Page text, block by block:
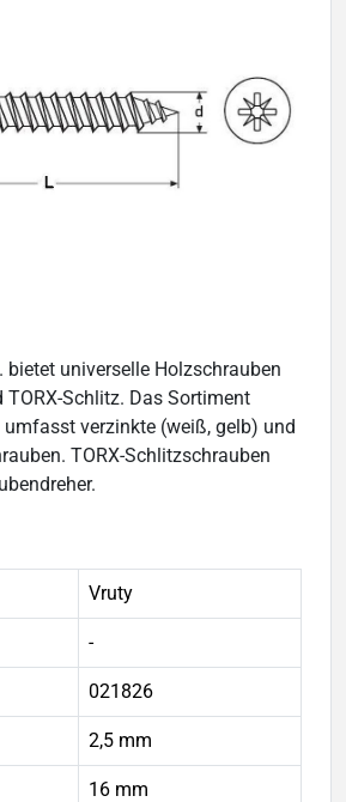
bietet universelle Holzschrauben
Schlitz. Das Sortiment
umfasst verzinkte (weiß, gelb) und
TORX-Schlitzschrauben
Vruty
-
021826
2,5 mm
16 mm